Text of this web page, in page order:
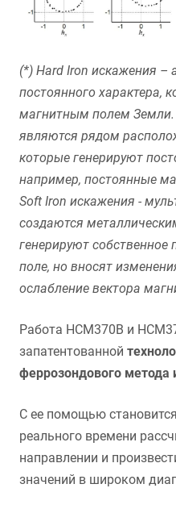
(*) Hard Iron искажения –
постоянного характера,
магнитным полем
являются рядом
которые генерируют
например, постоянные
Soft Iron искажения -
создаются
генерируют собственное
поле, но вносят
ослабление вектора
Работа HCM370B и
запатентованной
феррозондового метода
С ее помощью
реального времени
направлении и
значений в широком